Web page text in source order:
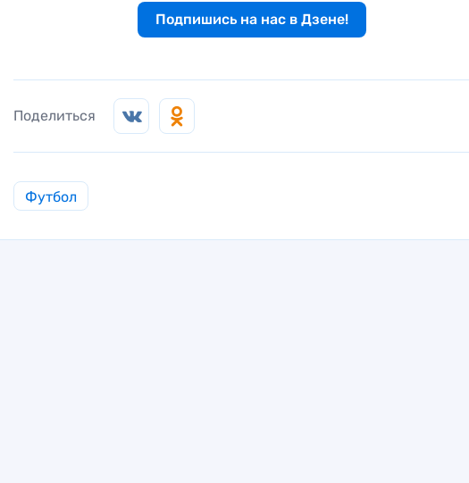
Подпишись на нас в Дзене!
Поделиться
Футбол